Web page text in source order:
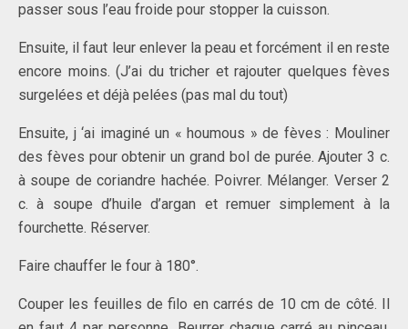
passer sous l’eau froide pour stopper la cuisson.
Ensuite, il faut leur enlever la peau et forcément il en reste
encore moins. (J’ai du tricher et rajouter quelques fèves
surgelées et déjà pelées (pas mal du tout)
Ensuite, j ‘ai imaginé un « houmous » de fèves : Mouliner
des fèves pour obtenir un grand bol de purée. Ajouter 3 c.
à soupe de coriandre hachée. Poivrer. Mélanger. Verser 2
c. à soupe d’huile d’argan et remuer simplement à la
fourchette. Réserver.
Faire chauffer le four à 180°.
Couper les feuilles de filo en carrés de 10 cm de côté. Il